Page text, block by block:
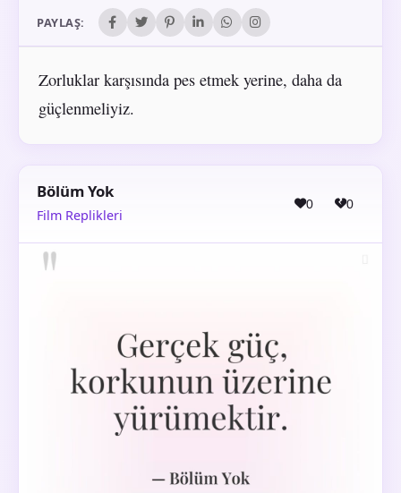
PAYLAŞ:
Zorluklar karşısında pes etmek yerine, daha da
güçlenmeliyiz.
Bölüm Yok
Film Replikleri
0 0